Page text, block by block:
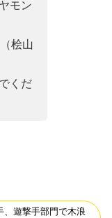
モン
桧山
くだ
、遊撃手部門で木浪